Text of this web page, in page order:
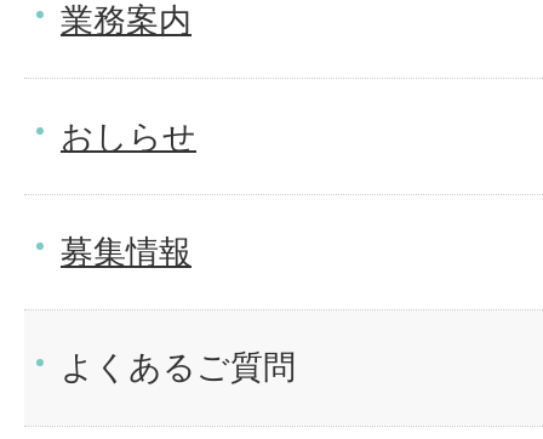
業務案内
おしらせ
募集情報
よくあるご質問